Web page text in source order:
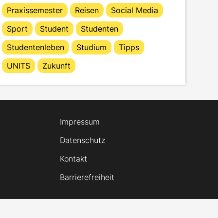
Praxissemester
Reisen
Social Media
Sport
Student
Studenten
Studentenleben
Studium
Tipps
UNITS
Zukunft
Impressum
Datenschutz
Kontakt
Barrierefreiheit